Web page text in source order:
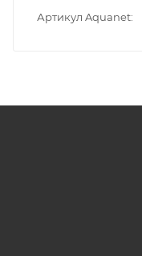
Артикул Aquanet